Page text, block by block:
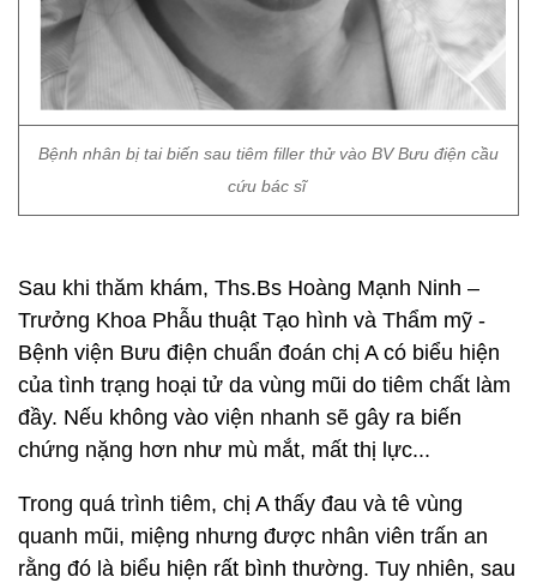
Bệnh nhân bị tai biến sau tiêm filler thử vào BV Bưu điện cầu
cứu bác sĩ
Sau khi thăm khám, Ths.Bs Hoàng Mạnh Ninh –
Trưởng Khoa Phẫu thuật Tạo hình và Thẩm mỹ -
Bệnh viện Bưu điện chuẩn đoán chị A có biểu hiện
của tình trạng hoại tử da vùng mũi do tiêm chất làm
đầy. Nếu không vào viện nhanh sẽ gây ra biến
chứng nặng hơn như mù mắt, mất thị lực...
Trong quá trình tiêm, chị A thấy đau và tê vùng
quanh mũi, miệng nhưng được nhân viên trấn an
rằng đó là biểu hiện rất bình thường. Tuy nhiên, sau